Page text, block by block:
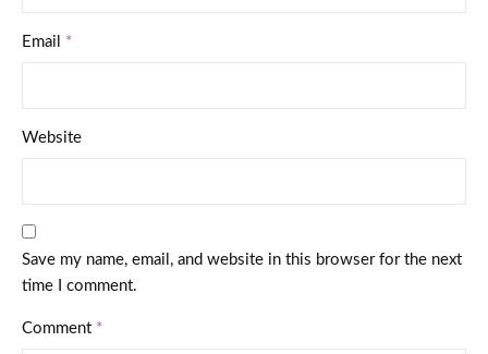
Email *
Website
Save my name, email, and website in this browser for the next
time I comment.
Comment *